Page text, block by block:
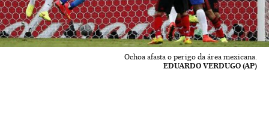
Ochoa afasta o perigo da área mexicana.
EDUARDO VERDUGO (AP)